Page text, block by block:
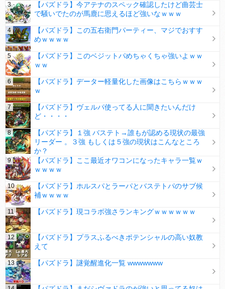
【パズドラ】今アテナのスペック確認したけど曲芸士
で騒いでたのが馬鹿に思えるほど強いなｗｗｗ
【パズドラ】この五右衛門パーティー、マジでおすす
めｗｗｗｗ
【パズドラ】このベジットパめちゃくちゃ強いよｗｗ
ｗｗ
【パズドラ】データー軽量化した画像はこちらｗｗｗ
ｗ
【パズドラ】ヴェルパ使ってる人に聞きたいんだけ
ど・・・・
【パズドラ】１強 バステト→誰もが認める現状の最強
リーダー 。３強 もしくは５強の現状はこんなところ
か？
【パズドラ】ここ最近オワコンになったキャラ一覧ｗ
ｗｗｗｗ
【パズドラ】ホルスパとラーパとバステトパのサブ候
補ｗｗｗｗ
【パズドラ】現コラボ強さランキングｗｗｗｗｗｗ
【パズドラ】プラスふるべきポテンシャルの高い奴教
えて
【パズドラ】謎覚醒進化一覧 wwwwwww